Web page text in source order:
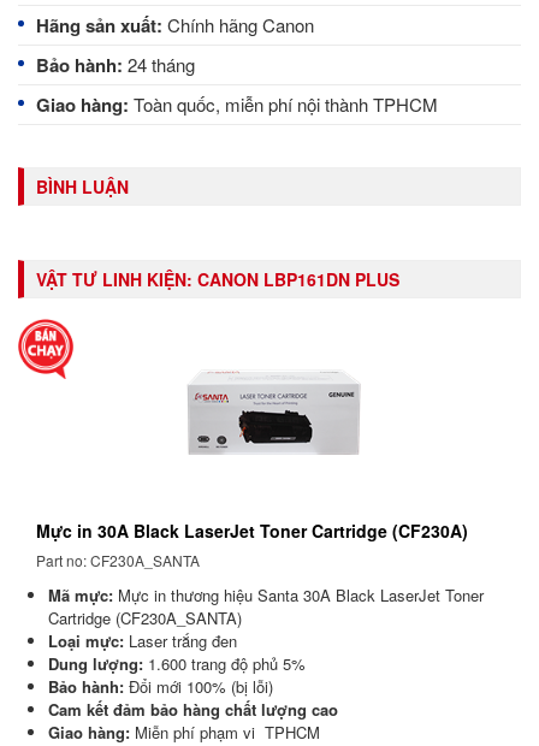
Hãng sản xuất: Chính hãng Canon
Bảo hành: 24 tháng
Giao hàng: Toàn quốc, miễn phí nội thành TPHCM
BÌNH LUẬN
VẬT TƯ LINH KIỆN: CANON LBP161DN PLUS
Mực in 30A Black LaserJet Toner Cartridge (CF230A)
Part no: CF230A_SANTA
Mã mực: Mực in thương hiệu Santa 30A Black LaserJet Toner
Cartridge (CF230A_SANTA)
Loại mực: Laser trắng đen
Dung lượng: 1.600 trang độ phủ 5%
Bảo hành: Đổi mới 100% (bị lỗi)
Cam kết đảm bảo hàng chất lượng cao
Giao hàng: Miễn phí phạm vi TPHCM